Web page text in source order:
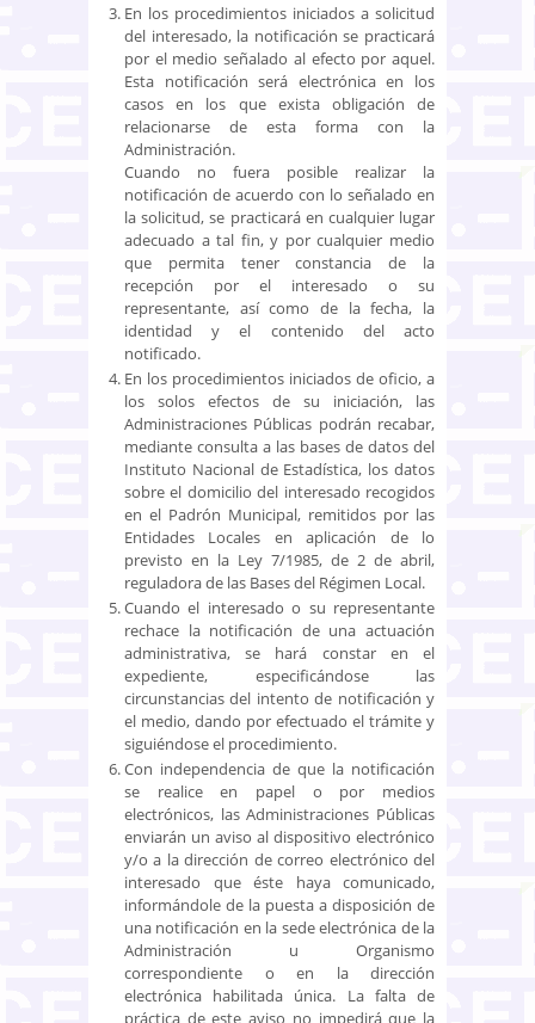
En los procedimientos iniciados a solicitud
del interesado, la notificación se practicará
por el medio señalado al efecto por aquel.
Esta notificación será electrónica en los
casos en los que exista obligación de
relacionarse de esta forma con la
Administración.
Cuando no fuera posible realizar la
notificación de acuerdo con lo señalado en
la solicitud, se practicará en cualquier lugar
adecuado a tal fin, y por cualquier medio
que permita tener constancia de la
recepción por el interesado o su
representante, así como de la fecha, la
identidad y el contenido del acto
notificado.
En los procedimientos iniciados de oficio, a
los solos efectos de su iniciación, las
Administraciones Públicas podrán recabar,
mediante consulta a las bases de datos del
Instituto Nacional de Estadística, los datos
sobre el domicilio del interesado recogidos
en el Padrón Municipal, remitidos por las
Entidades Locales en aplicación de lo
previsto en la Ley 7/1985, de 2 de abril,
reguladora de las Bases del Régimen Local.
Cuando el interesado o su representante
rechace la notificación de una actuación
administrativa, se hará constar en el
expediente, especificándose las
circunstancias del intento de notificación y
el medio, dando por efectuado el trámite y
siguiéndose el procedimiento.
Con independencia de que la notificación
se realice en papel o por medios
electrónicos, las Administraciones Públicas
enviarán un aviso al dispositivo electrónico
y/o a la dirección de correo electrónico del
interesado que éste haya comunicado,
informándole de la puesta a disposición de
una notificación en la sede electrónica de la
Administración u Organismo
correspondiente o en la dirección
electrónica habilitada única. La falta de
práctica de este aviso no impedirá que la